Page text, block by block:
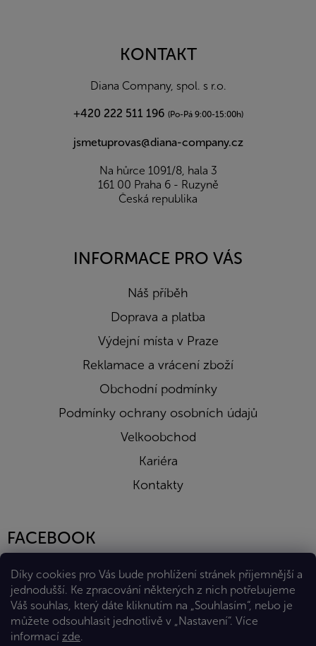
Díky cookies pro Vás bude prohlížení stránek příjemnější a
jednodušší. Ke zpracování některých z nich potřebujeme
Váš souhlas, který dáte kliknutím na „Souhlasím“, nebo je
můžete odsouhlasit jednotlivě v „Nastavení“. Více
informací zde.
KONTAKT
Diana Company, spol. s r.o.
+420 222 511 196 (Po-Pá 9:00-15:00h)
jsmetuprovas@diana-company.cz
Na hůrce 1091/8, hala 3
161 00 Praha 6 - Ruzyně
Česká republika
INFORMACE PRO VÁS
Náš příběh
Doprava a platba
Výdejní místa v Praze
Reklamace a vrácení zboží
Obchodní podmínky
Podmínky ochrany osobních údajů
Velkoobchod
Kariéra
Kontakty
FACEBOOK